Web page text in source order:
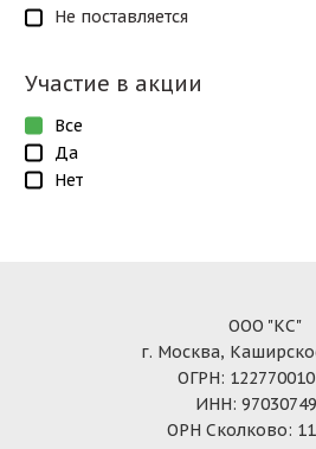
Не поставляется
Участие в акции
Все
Да
Нет
ООО "КС"
г. Москва,
ОГРН:
ИНН:
ОРН Сколково: